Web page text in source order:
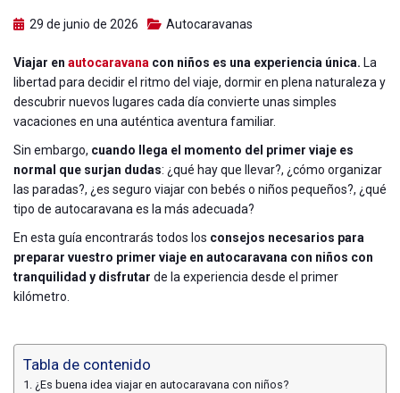
29 de junio de 2026 Autocaravanas
Viajar en autocaravana con niños es una experiencia única. La
libertad para decidir el ritmo del viaje, dormir en plena naturaleza y
descubrir nuevos lugares cada día convierte unas simples
vacaciones en una auténtica aventura familiar.
Sin embargo, cuando llega el momento del primer viaje es
normal que surjan dudas: ¿qué hay que llevar?, ¿cómo organizar
las paradas?, ¿es seguro viajar con bebés o niños pequeños?, ¿qué
tipo de autocaravana es la más adecuada?
En esta guía encontrarás todos los consejos necesarios para
preparar vuestro primer viaje en autocaravana con niños con
tranquilidad y disfrutar de la experiencia desde el primer
kilómetro.
Tabla de contenido
¿Es buena idea viajar en autocaravana con niños?